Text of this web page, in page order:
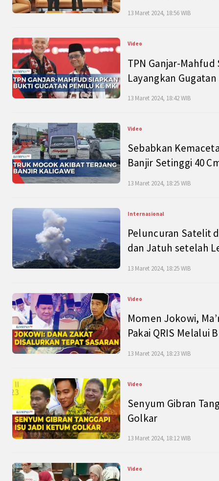
13 Maret 2024, 18:56 WIB
Video
TPN Ganjar-
Layangkan
13 Maret 2024, 18:42 WIB
Video
Sebabkan
Banjir Setinggi 40
13 Maret 2024, 18:25 WIB
Internasional
Peluncuran Satelit
dan Jatuh setelah
13 Maret 2024, 18:25 WIB
Video
Momen Jokowi,
Pakai QRIS Melalui
13 Maret 2024, 18:23 WIB
Video
Senyum Gibran
Golkar
13 Maret 2024, 18:12 WIB
Video